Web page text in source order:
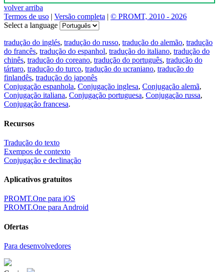
volver arriba
Termos de uso | Versão completa | © PROMT, 2010 - 2026
Select a language
tradução do inglés, tradução do russo, tradução do alemão, tradução
do francês, tradução do espanhol, tradução do italiano, tradução do
chinês, tradução do coreano, tradução do português, tradução do
tártaro, tradução do turco, tradução do ucraniano, tradução do
finlandês, tradução do japonês
Conjugação espanhola, Conjugação inglesa, Conjugação alemã,
Conjugação italiana, Conjugação portuguesa, Conjugação russa,
Conjugação francesa.
Recursos
Tradução do texto
Exempos de contexto
Conjugação e declinação
Aplicativos gratuitos
PROMT.One para iOS
PROMT.One para Android
Ofertas
Para desenvolvedores